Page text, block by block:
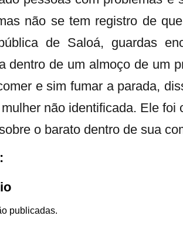
não se tem registro de
de Saloá, guardas
dentro de um almoço de um
e sim fumar a parada,
não identificada. Ele foi
o barato dentro de sua
publicadas.